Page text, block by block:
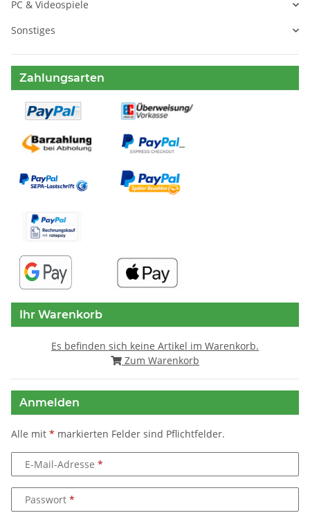
PC & Videospiele
Sonstiges
Zahlungsarten
Ihr Warenkorb
Es befinden sich keine Artikel im Warenkorb.
Zum Warenkorb
Anmelden
Alle mit * markierten Felder sind Pflichtfelder.
E-Mail-Adresse
Passwort